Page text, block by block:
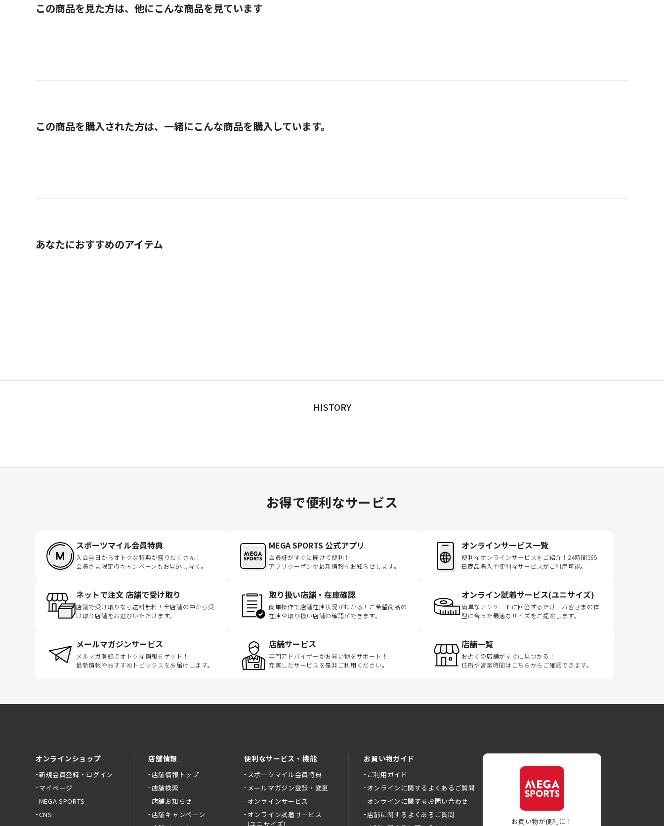
この商品を見た方は、他にこんな商品を見ています
この商品を購入された方は、一緒にこんな商品を購入しています。
あなたにおすすめのアイテム
HISTORY
お得で便利なサービス
スポーツマイル会員特典
入会当日からオトクな特典が盛りだくさん！
会員さま限定のキャンペーンもお見逃しなく。
MEGA SPORTS 公式アプリ
会員証がすぐに開けて便利！
アプリクーポンや最新情報をお知らせします。
オンラインサービス一覧
便利なオンラインサービスをご紹介！24時間365
日商品購入や便利なサービスがご利用可能。
ネットで注文 店舗で受け取り
店舗で受け取りなら送料無料！全店舗の中から受
け取り店舗をお選びいただけます。
取り扱い店舗・在庫確認
簡単操作で店舗在庫状況がわかる！ご希望商品の
在庫や取り扱い店舗の確認ができます。
オンライン試着サービス(ユニサイズ)
簡単なアンケートに回答するだけ！お客さまの体
型に合った最適なサイズをご提案します。
メールマガジンサービス
メルマガ登録でオトクな情報をゲット！
最新情報やおすすめトピックスをお届けします。
店舗サービス
専門アドバイザーがお買い物をサポート！
充実したサービスを是非ご利用ください。
店舗一覧
お近くの店舗がすぐに見つかる！
住所や営業時間はこちらからご確認できます。
オンラインショップ
新規会員登録・ログイン
マイページ
MEGA SPORTS
CNS
店舗情報
店舗情報トップ
店舗検索
店舗お知らせ
店舗キャンペーン
便利なサービス・機能
スポーツマイル会員特典
メールマガジン登録・変更
オンラインサービス
オンライン試着サービス
(ユニサイズ)
お買い物ガイド
ご利用ガイド
オンラインに関するよくあるご質問
オンラインに関するお問い合わせ
店舗に関するよくあるご質問
お買い物が便利に！